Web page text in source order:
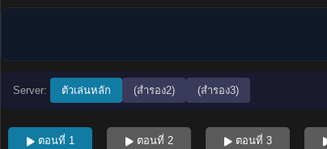
Server: ตัวเล่นหลัก (สำรอง2) (สำรอง3)
ตอนที่ 1 ตอนที่ 2 ตอนที่ 3